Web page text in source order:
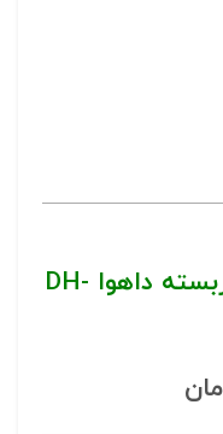
خرید اینترنتی دوربین مداربسته داهوا DH-